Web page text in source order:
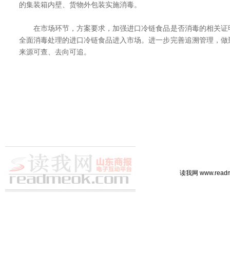
的集装箱内壁、货物外包装实施消毒。
在市场环节，方案要求，加强进口冷链食品是否消毒的相关证
全面消毒处理的进口冷链食品进入市场。进一步完善追溯管理，
来源可查、去向可追。
读我网